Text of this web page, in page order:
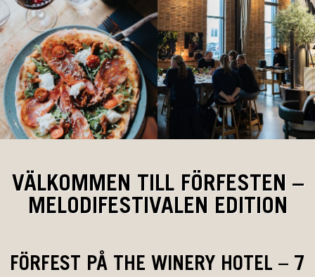
VÄLKOMMEN TILL FÖRFESTEN –
MELODIFESTIVALEN EDITION
FÖRFEST PÅ THE WINERY HOTEL – 7